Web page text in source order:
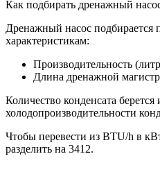
Как подбирать дренажный
Дренажный насос подбирается
характеристикам:
Производительность
Длина дренажной
Количество конденсата
холодопроизводительности
Чтобы перевести из BTU/h в
разделить на 3412.